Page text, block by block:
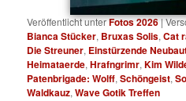
Veröffentlicht unterFotos 2026|
Bianca Stücker, Bruxas Solis,Cat
Die Streuner, Einstürzende
Heimataerde,Hrafngrimr,Kim
Patenbrigade: Wolff,Schöngeist,
Waldkauz,Wave Gotik Treffen